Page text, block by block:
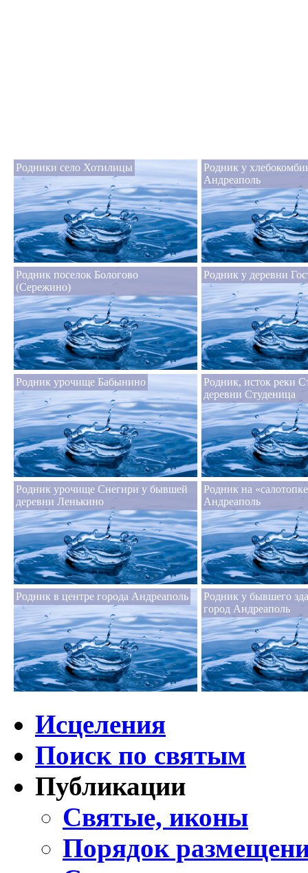
Родники село Хотилицы
Родник у
Андреаполь
Родник поселок Бологово
(Сережино)
Родник у деревни
Родник урочище Бабынино
Родник, исток реки
деревни Студеница
Родник урочище Снегири у бывшей
деревни Ленькино
Родник на
Андреаполь
Родник в центре города Андреаполь
Родник у бывшего
город Андреаполь
Исцеления
Поиск по святым
Публикации
Святые, иконы
Порядок